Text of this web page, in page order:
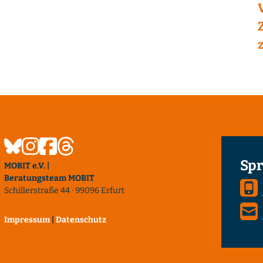
MOBIT e.V. |
Beratungsteam MOBIT
Schillerstraße 44 · 99096 Erfurt
Impressum Datenschutz